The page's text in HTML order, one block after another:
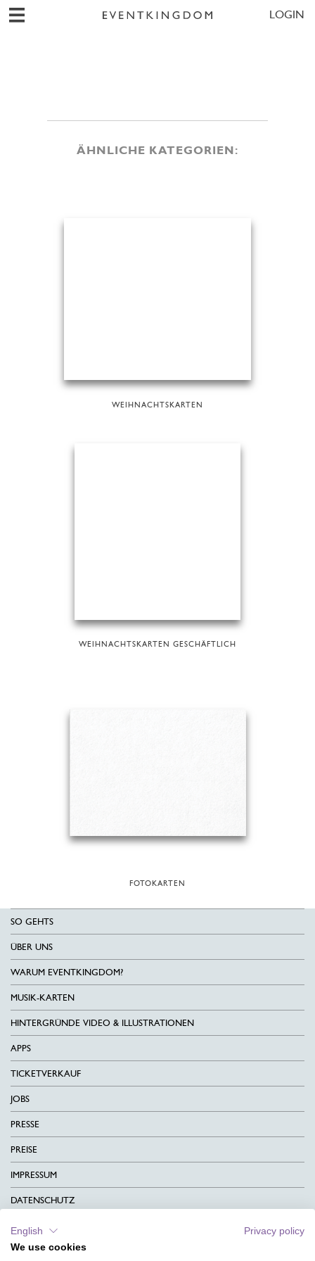
LOGIN
ÄHNLICHE KATEGORIEN:
WEIHNACHTSKARTEN
WEIHNACHTSKARTEN GESCHÄFTLICH
FOTOKARTEN
SO GEHTS
ÜBER UNS
WARUM EVENTKINGDOM?
MUSIK-KARTEN
HINTERGRÜNDE VIDEO & ILLUSTRATIONEN
APPS
TICKETVERKAUF
JOBS
PRESSE
PREISE
IMPRESSUM
DATENSCHUTZ
KONTAKT
AGB
English
Privacy policy
We use cookies